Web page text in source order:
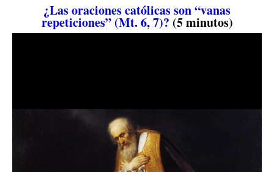
¿Las oraciones católicas son “vanas
repeticiones” (Mt. 6, 7)? (5 minutos)